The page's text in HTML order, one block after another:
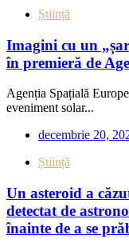
Știință
Imagini cu un
în premieră de
Agenția Spațială
eveniment solar...
decembrie 20,
Știință
Un asteroid a
detectat de
înainte de a se